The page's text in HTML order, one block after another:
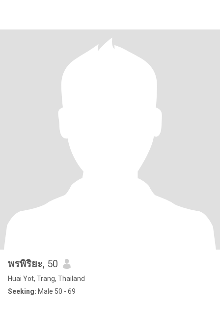
พรพิริยะ, 50
Huai Yot, Trang, Thailand
Seeking: Male 50 - 69